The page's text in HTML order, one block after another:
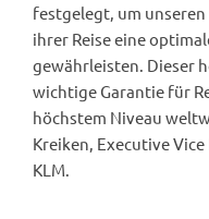
festgelegt, um
ihrer Reise eine
gewährleisten. Dieser
wichtige Garantie für
höchstem Niveau
Kreiken, Executive
KLM.